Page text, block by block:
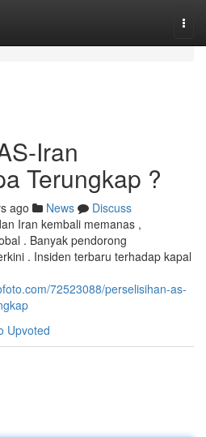
Iran
Terungkap ?
ago News
Discuss
Iran kembali memanas ,
. Banyak pendorong
. Insiden terbaru terhadap kapal
72523088/perselisihan-as-
Upvoted